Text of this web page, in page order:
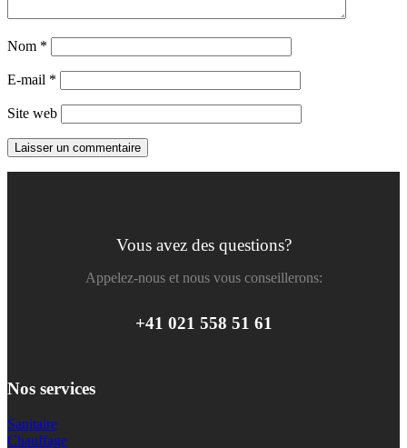
Nom *
E-mail *
Site web
Vous avez des questions?
Appelez-nous et nous vous conseillerons:
+41 021 558 51 61
Nos services
Sanitaire
Chauffage